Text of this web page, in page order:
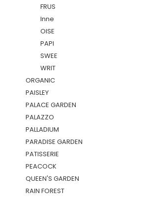
FRUS
Inne
OISE
PAPI
SWEE
WRIT
ORGANIC
PAISLEY
PALACE GARDEN
PALAZZO
PALLADIUM
PARADISE GARDEN
PATISSERIE
PEACOCK
QUEEN'S GARDEN
RAIN FOREST